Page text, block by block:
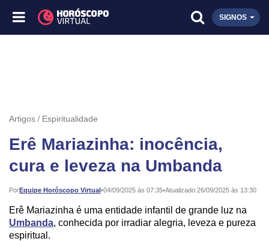
SIGNOS
Artigos Espiritualidade
Erê Mariazinha: inocência,
cura e leveza na Umbanda
PorEquipe Horóscopo Virtual•
Publicado: 04/09/2025 às 07:35•Atualizado:26/09/2025 às 13:30
Erê Mariazinha é uma entidade infantil de grande luz na
Umbanda, conhecida por irradiar alegria, leveza e pureza
espiritual.